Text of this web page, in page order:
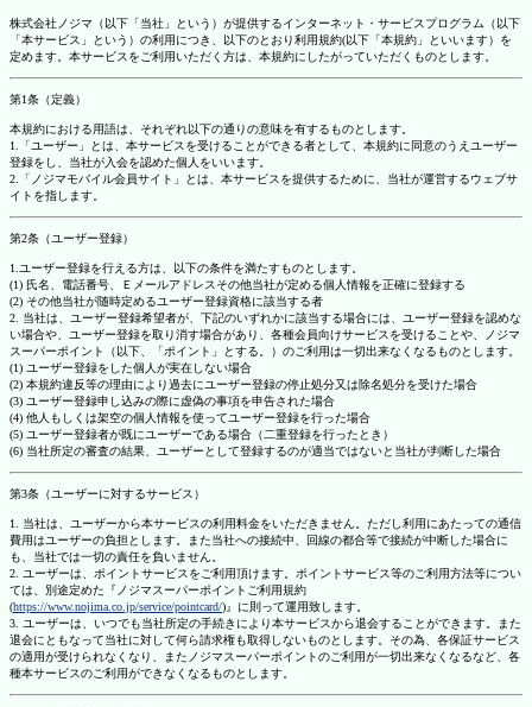
株式会社ノジマ（以下「当社」という）が提供するインターネット・サービスプログラム（以下
「本サービス」という）の利用につき、以下のとおり利用規約(以下「本規約」といいます）を
定めます。本サービスをご利用いただく方は、本規約にしたがっていただくものとします。
第1条（定義）
本規約における用語は、それぞれ以下の通りの意味を有するものとします。
1.「ユーザー」とは、本サービスを受けることができる者として、本規約に同意のうえユーザー
登録をし、当社が入会を認めた個人をいいます。
2.「ノジマモバイル会員サイト」とは、本サービスを提供するために、当社が運営するウェブサ
イトを指します。
第2条（ユーザー登録）
1.ユーザー登録を行える方は、以下の条件を満たすものとします。
(1) 氏名、電話番号、Ｅメールアドレスその他当社が定める個人情報を正確に登録する
(2) その他当社が随時定めるユーザー登録資格に該当する者
2. 当社は、ユーザー登録希望者が、下記のいずれかに該当する場合には、ユーザー登録を認めな
い場合や、ユーザー登録を取り消す場合があり、各種会員向けサービスを受けることや、ノジマ
スーパーポイント（以下、「ポイント」とする。）のご利用は一切出来なくなるものとします。
(1) ユーザー登録をした個人が実在しない場合
(2) 本規約違反等の理由により過去にユーザー登録の停止処分又は除名処分を受けた場合
(3) ユーザー登録申し込みの際に虚偽の事項を申告された場合
(4) 他人もしくは架空の個人情報を使ってユーザー登録を行った場合
(5) ユーザー登録者が既にユーザーである場合（二重登録を行ったとき）
(6) 当社所定の審査の結果、ユーザーとして登録するのが適当ではないと当社が判断した場合
第3条（ユーザーに対するサービス）
1. 当社は、ユーザーから本サービスの利用料金をいただきません。ただし利用にあたっての通信
費用はユーザーの負担とします。また当社への接続中、回線の都合等で接続が中断した場合に
も、当社では一切の責任を負いません。
2. ユーザーは、ポイントサービスをご利用頂けます。ポイントサービス等のご利用方法等につい
ては、別途定めた『ノジマスーパーポイントご利用規約
(https://www.nojima.co.jp/service/pointcard/)』に則って運用致します。
3. ユーザーは、いつでも当社所定の手続きにより本サービスから退会することができます。また
退会にともなって当社に対して何ら請求権も取得しないものとします。その為、各保証サービス
の適用が受けられなくなり、またノジマスーパーポイントのご利用が一切出来なくなるなど、各
種本サービスのご利用ができなくなるものとします。